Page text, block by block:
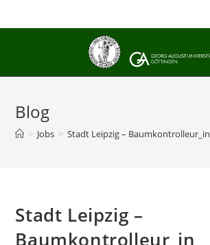
Inhalt
Blog
> Jobs > Stadt Leipzig – Baumkontrolleur_in
Stadt Leipzig –
Baumkontrolleur_in